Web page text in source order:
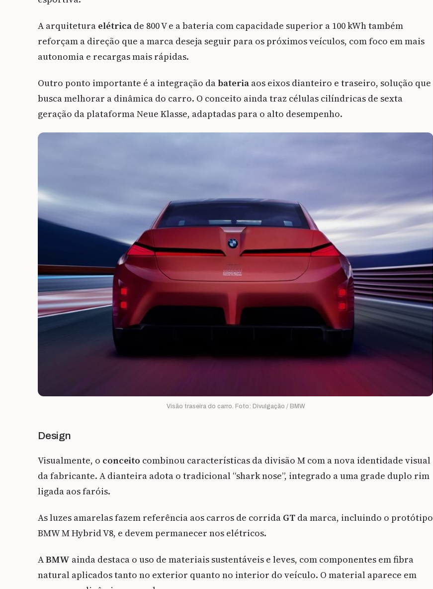
A arquitetura elétrica de 800 V e a bateria com capacidade superior a 100 kWh também
reforçam a direção que a marca deseja seguir para os próximos veículos, com foco em mais
autonomia e recargas mais rápidas.
Outro ponto importante é a integração da bateria aos eixos dianteiro e traseiro, solução que
busca melhorar a dinâmica do carro. O conceito ainda traz células cilíndricas de sexta
geração da plataforma Neue Klasse, adaptadas para o alto desempenho.
Visão traseira do carro. Foto: Divulgação / BMW
Design
Visualmente, o conceito combinou características da divisão M com a nova identidade visual
da fabricante. A dianteira adota o tradicional “shark nose”, integrado a uma grade duplo rim
ligada aos faróis.
As luzes amarelas fazem referência aos carros de corrida GT da marca, incluindo o protótipo
BMW M Hybrid V8, e devem permanecer nos elétricos.
ABMW ainda destaca o uso de materiais sustentáveis e leves, com componentes em fibra
natural aplicados tanto no exterior quanto no interior do veículo. O material aparece em